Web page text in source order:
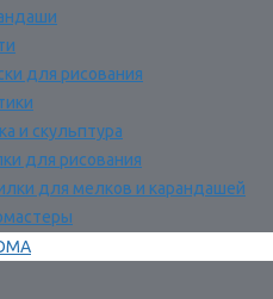
для рисования
и скульптура
для рисования
для мелков и карандашей